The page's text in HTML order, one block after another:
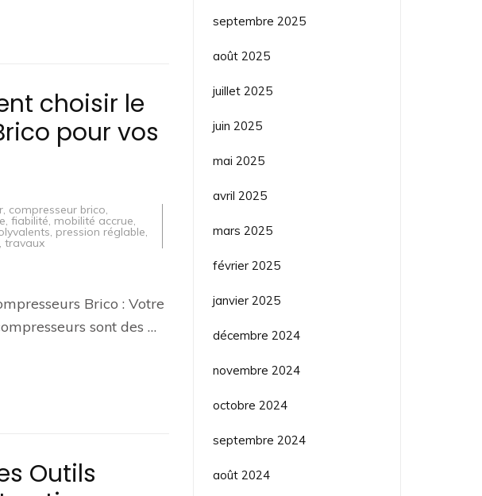
choisir le
pour vos
, compresseur brico,
, fiabilité, mobilité accrue,
, pression réglable,
, travaux
Brico : Votre
sont des …
Outils
septembre 2025
août 2025
juillet 2025
juin 2025
mai 2025
avril 2025
mars 2025
février 2025
janvier 2025
décembre 2024
novembre 2024
octobre 2024
septembre 2024
août 2024